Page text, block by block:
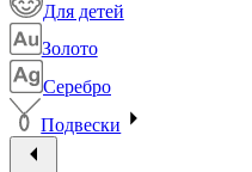
Для детей
Золото
Серебро
Подвески